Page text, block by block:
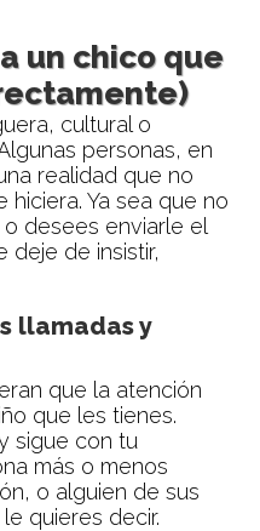
un chico que
cultural o
personas, en
realidad que no
Ya sea que no
desees enviarle el
deje de insistir,
llamadas y
que la atención
que les tienes.
sigue con tu
más o menos
o alguien de sus
quieres decir.